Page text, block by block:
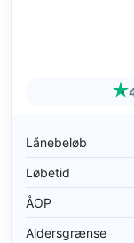
Lånebeløb
Løbetid
ÅOP
Aldersgrænse